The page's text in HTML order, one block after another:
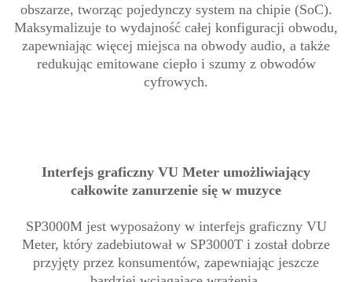
obszarze, tworząc pojedynczy system na chipie (SoC).
Maksymalizuje to wydajność całej konfiguracji obwodu,
zapewniając więcej miejsca na obwody audio, a także
redukując emitowane ciepło i szumy z obwodów
cyfrowych.
Interfejs graficzny VU Meter umożliwiający
całkowite zanurzenie się w muzyce
SP3000M jest wyposażony w interfejs graficzny VU
Meter, który zadebiutował w SP3000T i został dobrze
przyjęty przez konsumentów, zapewniając jeszcze